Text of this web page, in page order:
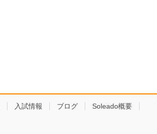
入試情報 ブログ Soleado概要